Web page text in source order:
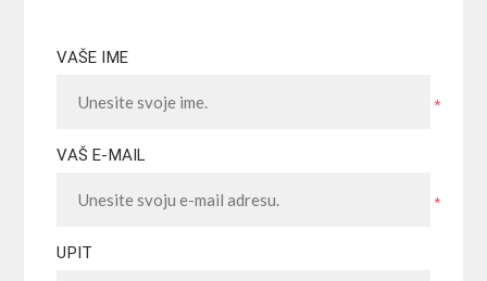
VAŠE IME
*
VAŠ E-MAIL
*
UPIT